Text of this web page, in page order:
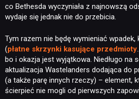
co Bethesda wyczyniała z najnowszą
wydaje się jednak nie do przebicia.
Tym razem nie będę wymieniać wpadek,
(płatne skrzynki kasujące przedmioty
bo i okazja jest wyjątkowa. Niedługo na
aktualizacja Wastelanders dodająca do
(a także parę innych rzeczy) – element,
ścierpieć nie mogli od pierwszych